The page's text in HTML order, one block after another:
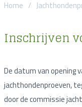
Home /
Inschrijven
De datum van opening
jachthondenproeven,
door de commissie